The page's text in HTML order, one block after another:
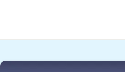
Handwerk & Industrie